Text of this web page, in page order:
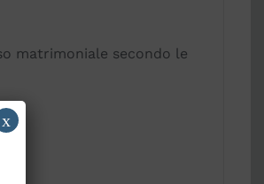
matrimoniale secondo le
x